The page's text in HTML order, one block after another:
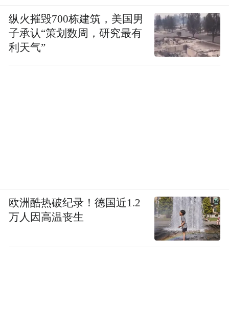
纵火摧毁700栋建筑，美国男
子承认“策划数周，研究最有
利天气”
欧洲酷热破纪录！德国近1.2
万人因高温丧生